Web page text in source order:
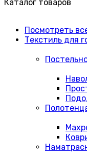
Каталог товаров
Посмотреть
Текстиль для